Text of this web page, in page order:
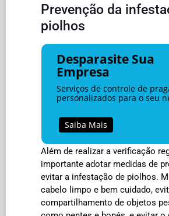
Prevenção da
piolhos
Desparasite Sua
Empresa
Serviços de controle de
personalizados para o seu
Saiba Mais
Além de realizar a verificação
importante adotar medidas de
evitar a infestação de piolhos.
cabelo limpo e bem cuidado,
compartilhamento de objetos